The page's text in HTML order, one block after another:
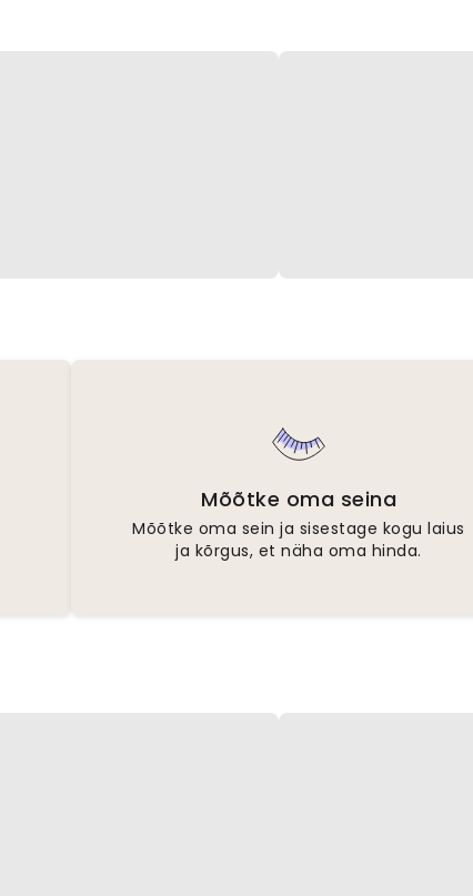
Mõõtke oma seina
Mõõtke oma sein ja sisestage kogu laius
ja kõrgus, et näha oma hinda.